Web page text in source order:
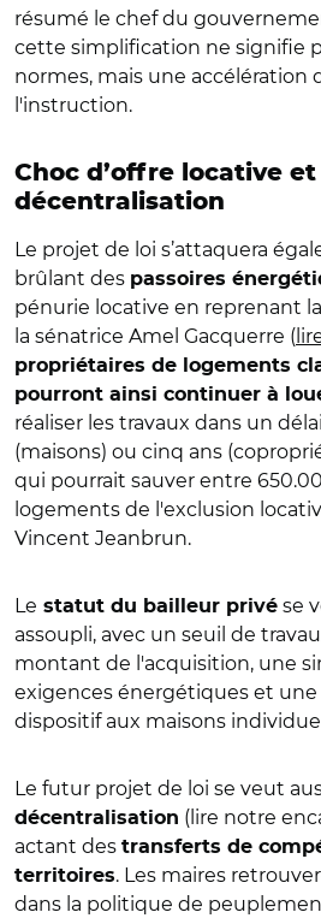
résumé le chef du
cette simplification ne signifie
normes, mais une accélération
l'instruction.
Choc d’offre locative et
décentralisation
Le projet de loi s’attaquera
brûlant des passoires
pénurie locative en reprenant
la sénatrice Amel Gacquerre (
propriétaires de logements
pourront ainsi continuer à
réaliser les travaux dans un
(maisons) ou cinq ans
qui pourrait sauver entre
logements de l'exclusion
Vincent Jeanbrun.
Le statut du bailleur privé se
assoupli, avec un seuil de
montant de l'acquisition, une
exigences énergétiques et
dispositif aux maisons
Le futur projet de loi se veut
décentralisation (lire notre
actant des transferts de
territoires. Les maires
dans la politique de